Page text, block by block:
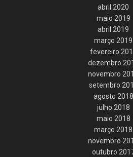
abril 2020
maio 2019
abril 2019
março 2019
fevereiro
dezembro
novembro
setembro
agosto 2018
julho 2018
maio 2018
março 2018
novembro
outubro